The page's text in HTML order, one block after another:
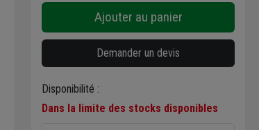
Ajouter au panier
Demander un devis
Disponibilité :
Dans la limite des stocks disponibles